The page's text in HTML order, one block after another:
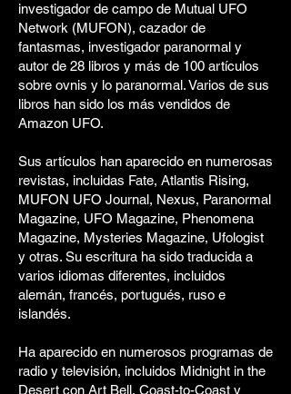
investigador de campo de Mutual UFO
Network (MUFON), cazador de
fantasmas, investigador paranormal y
autor de 28 libros y más de 100 artículos
sobre ovnis y lo paranormal. Varios de sus
libros han sido los más vendidos de
Amazon UFO.
Sus artículos han aparecido en numerosas
revistas, incluidas Fate, Atlantis Rising,
MUFON UFO Journal, Nexus, Paranormal
Magazine, UFO Magazine, Phenomena
Magazine, Mysteries Magazine, Ufologist
y otras. Su escritura ha sido traducida a
varios idiomas diferentes, incluidos
alemán, francés, portugués, ruso e
islandés.
Ha aparecido en numerosos programas de
radio y televisión, incluidos Midnight in the
Desert con Art Bell, Coast-to-Coast y